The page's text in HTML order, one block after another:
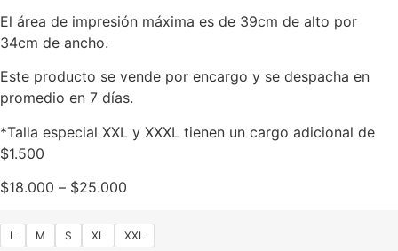
El área de impresión máxima es de 39cm de alto por
34cm de ancho.
Este producto se vende por encargo y se despacha en
promedio en 7 días.
*Talla especial XXL y XXXL tienen un cargo adicional de
$1.500
$18.000 – $25.000
L M S XL XXL